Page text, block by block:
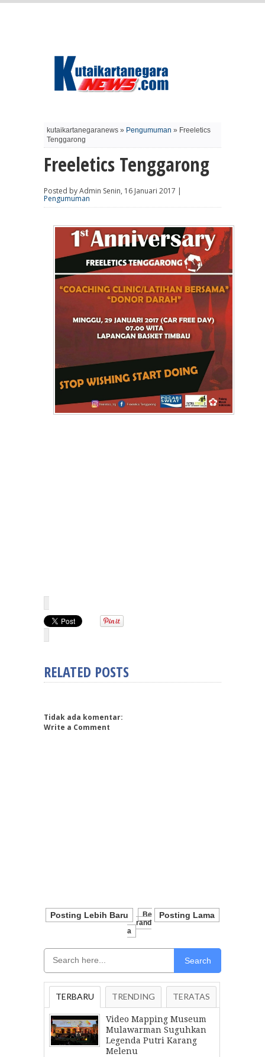
kutaikartanegaranews » Pengumuman » Freeletics
Tenggarong
Freeletics Tenggarong
Posted by Admin Senin, 16 Januari 2017 |
Pengumuman
RELATED POSTS
Tidak ada komentar:
Write a Comment
Posting Lebih Baru Posting Lama
Be
Rand
A
Search
TERBARU TRENDING TERATAS
Video Mapping Museum
Mulawarman Suguhkan
Legenda Putri Karang
Melenu